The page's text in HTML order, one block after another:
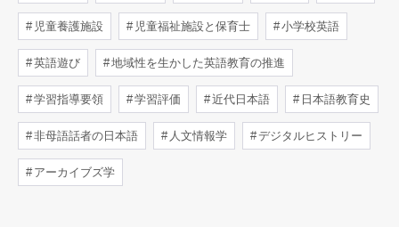
児童養護施設 児童福祉施設と保育士 小学校英語
英語遊び 地域性を生かした英語教育の推進
学習指導要領 学習評価 近代日本語 日本語教育史
非母語話者の日本語 人文情報学 デジタルヒストリー
アーカイブズ学